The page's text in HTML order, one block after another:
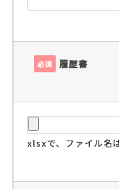
必須 履歴書
xlsxで、ファイル名